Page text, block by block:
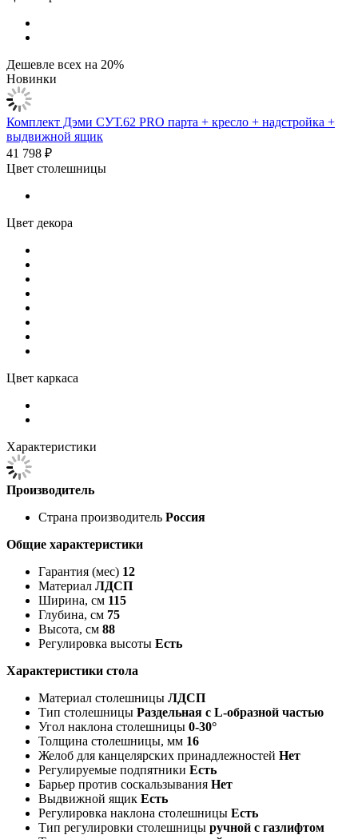
Дешевле всех на 20%
Новинки
Комплект Дэми СУТ.62 PRO парта + кресло + надстройка +
выдвижной ящик
41 798 ₽
Цвет столешницы
Цвет декора
Цвет каркаса
Характеристики
Производитель
Страна производитель Россия
Общие характеристики
Гарантия (мес) 12
Материал ЛДСП
Ширина, см 115
Глубина, см 75
Высота, см 88
Регулировка высоты Есть
Характеристики стола
Материал столешницы ЛДСП
Тип столешницы Раздельная с L-образной частью
Угол наклона столешницы 0-30°
Толщина столешницы, мм 16
Желоб для канцелярских принадлежностей Нет
Регулируемые подпятники Есть
Барьер против соскальзывания Нет
Выдвижной ящик Есть
Регулировка наклона столешницы Есть
Тип регулировки столешницы ручной с газлифтом